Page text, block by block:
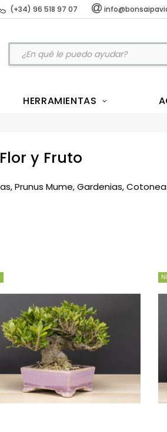
(+34) 96 518 97 07
HERRAMIENTAS
y Fruto
Prunus Mume, Gardenias,